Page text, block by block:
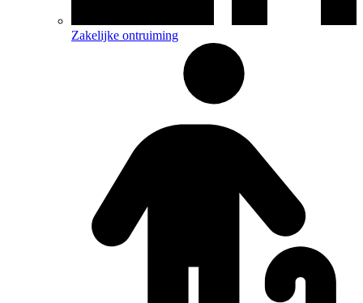
Zakelijke ontruiming